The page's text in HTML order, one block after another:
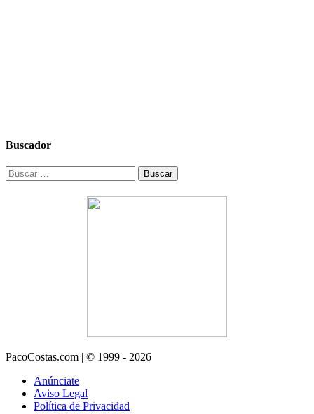
Buscador
Buscar:
PacoCostas.com | © 1999 - 2026
Anúnciate
Aviso Legal
Política de Privacidad